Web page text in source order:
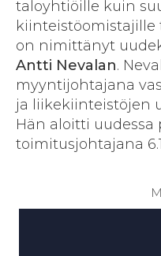
taloyhtiöille kuin
kiinteistöomistajille
on nimittänyt
Antti Nevalan.
myyntijohtajana
ja liikekiinteistöjen
Hän aloitti uudessa
toimitusjohtajana